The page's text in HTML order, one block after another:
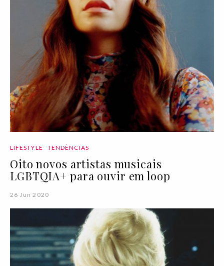
LIFESTYLE TENDÊNCIAS
Oito novos artistas musicais
LGBTQIA+ para ouvir em loop
26 Jun 2020